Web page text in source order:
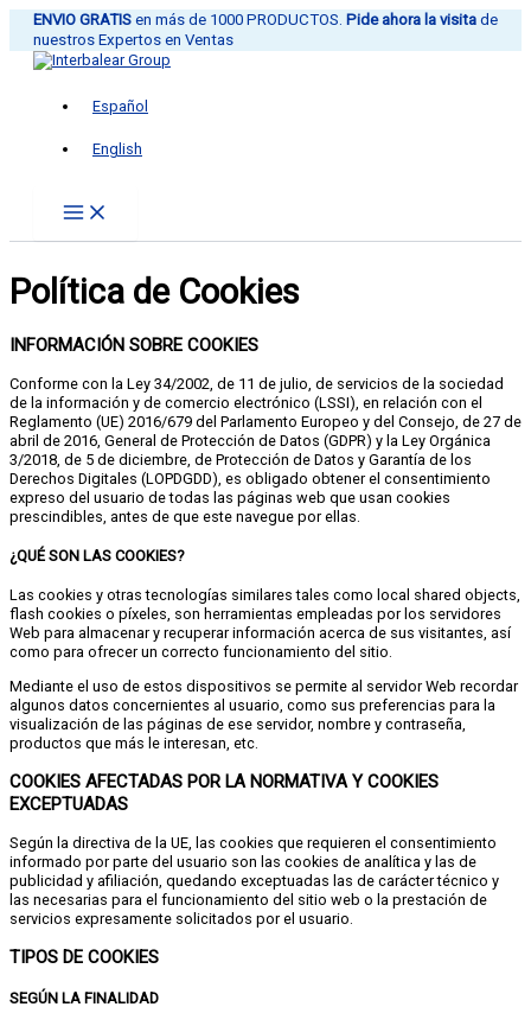
contenido
ENVIO GRATIS en más de 1000 PRODUCTOS. Pide ahora la visita de
nuestros Expertos en Ventas
Español
English
Política de Cookies
INFORMACIÓN SOBRE COOKIES
Conforme con la Ley 34/2002, de 11 de julio, de servicios de la sociedad
de la información y de comercio electrónico (LSSI), en relación con el
Reglamento (UE) 2016/679 del Parlamento Europeo y del Consejo, de 27 de
abril de 2016, General de Protección de Datos (GDPR) y la Ley Orgánica
3/2018, de 5 de diciembre, de Protección de Datos y Garantía de los
Derechos Digitales (LOPDGDD), es obligado obtener el consentimiento
expreso del usuario de todas las páginas web que usan cookies
prescindibles, antes de que este navegue por ellas.
¿QUÉ SON LAS COOKIES?
Las cookies y otras tecnologías similares tales como local shared objects,
flash cookies o píxeles, son herramientas empleadas por los servidores
Web para almacenar y recuperar información acerca de sus visitantes, así
como para ofrecer un correcto funcionamiento del sitio.
Mediante el uso de estos dispositivos se permite al servidor Web recordar
algunos datos concernientes al usuario, como sus preferencias para la
visualización de las páginas de ese servidor, nombre y contraseña,
productos que más le interesan, etc.
COOKIES AFECTADAS POR LA NORMATIVA Y COOKIES
EXCEPTUADAS
Según la directiva de la UE, las cookies que requieren el consentimiento
informado por parte del usuario son las cookies de analítica y las de
publicidad y afiliación, quedando exceptuadas las de carácter técnico y
las necesarias para el funcionamiento del sitio web o la prestación de
servicios expresamente solicitados por el usuario.
TIPOS DE COOKIES
SEGÚN LA FINALIDAD